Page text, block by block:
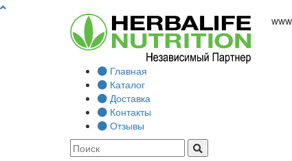
Главная
Каталог
Доставка
Контакты
Отзывы